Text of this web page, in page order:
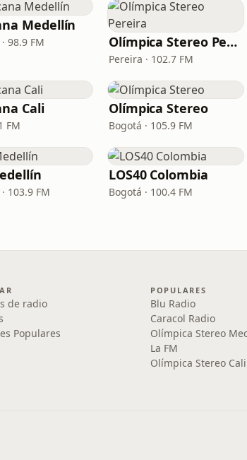
Medellín
98.9 FM Olímpica Stereo Pereira
Pereira · 102.7 FM
Cali
FM
Olímpica Stereo
Bogotá · 105.9 FM
103.9 FM
LOS40 Colombia
Bogotá · 100.4 FM
de radio
Populares
POPULARES
Blu Radio
Caracol Radio
Olímpica Stereo
La FM
Olímpica Stereo Cali